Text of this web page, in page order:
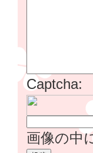
Captcha:
画像の中